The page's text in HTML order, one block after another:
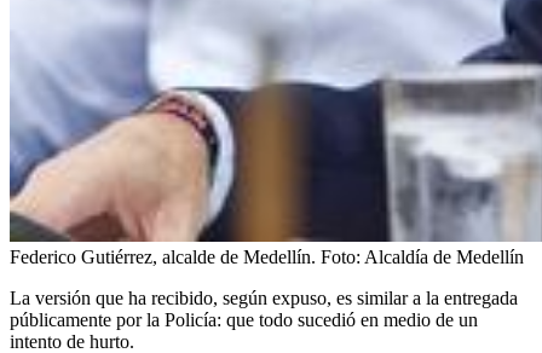
Federico Gutiérrez, alcalde de Medellín. Foto: Alcaldía de Medellín
La versión que ha recibido, según expuso, es similar a la entregada
públicamente por la Policía: que todo sucedió en medio de un
intento de hurto.